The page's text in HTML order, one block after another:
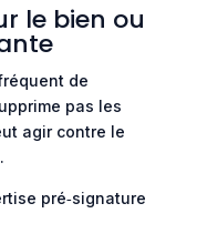
le bien ou
de
pas les
agir contre le
pré‑signature